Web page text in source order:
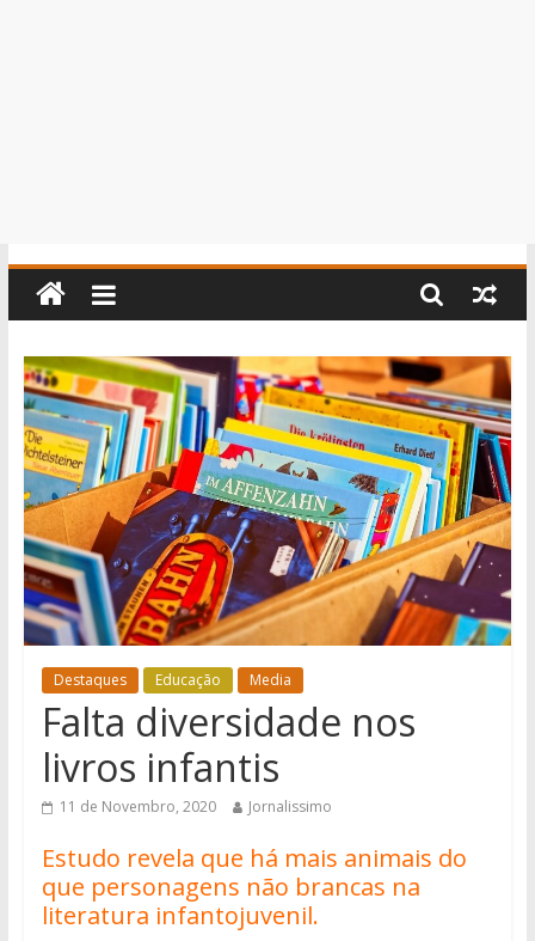
Destaques Educação Media
Falta diversidade nos
livros infantis
11 de Novembro, 2020 Jornalissimo
Estudo revela que há mais animais do
que personagens não brancas na
literatura infantojuvenil.